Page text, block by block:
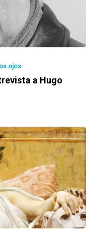
ojos
a Hugo